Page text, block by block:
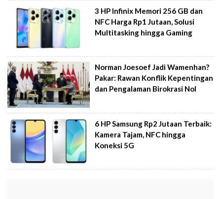
3 HP Infinix Memori 256 GB dan
NFC Harga Rp1 Jutaan, Solusi
Multitasking hingga Gaming
Norman Joesoef Jadi Wamenhan?
Pakar: Rawan Konflik Kepentingan
dan Pengalaman Birokrasi Nol
6 HP Samsung Rp2 Jutaan Terbaik:
Kamera Tajam, NFC hingga
Koneksi 5G